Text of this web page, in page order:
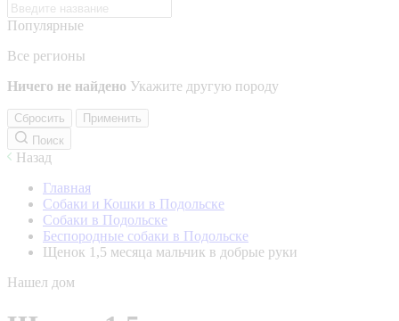
Популярные
Все регионы
Ничего не найдено Укажите другую породу
Сбросить
Применить
Поиск
Назад
Главная
Собаки и Кошки в Подольске
Собаки в Подольске
Беспородные собаки в Подольске
Щенок 1,5 месяца мальчик в добрые руки
Нашел дом